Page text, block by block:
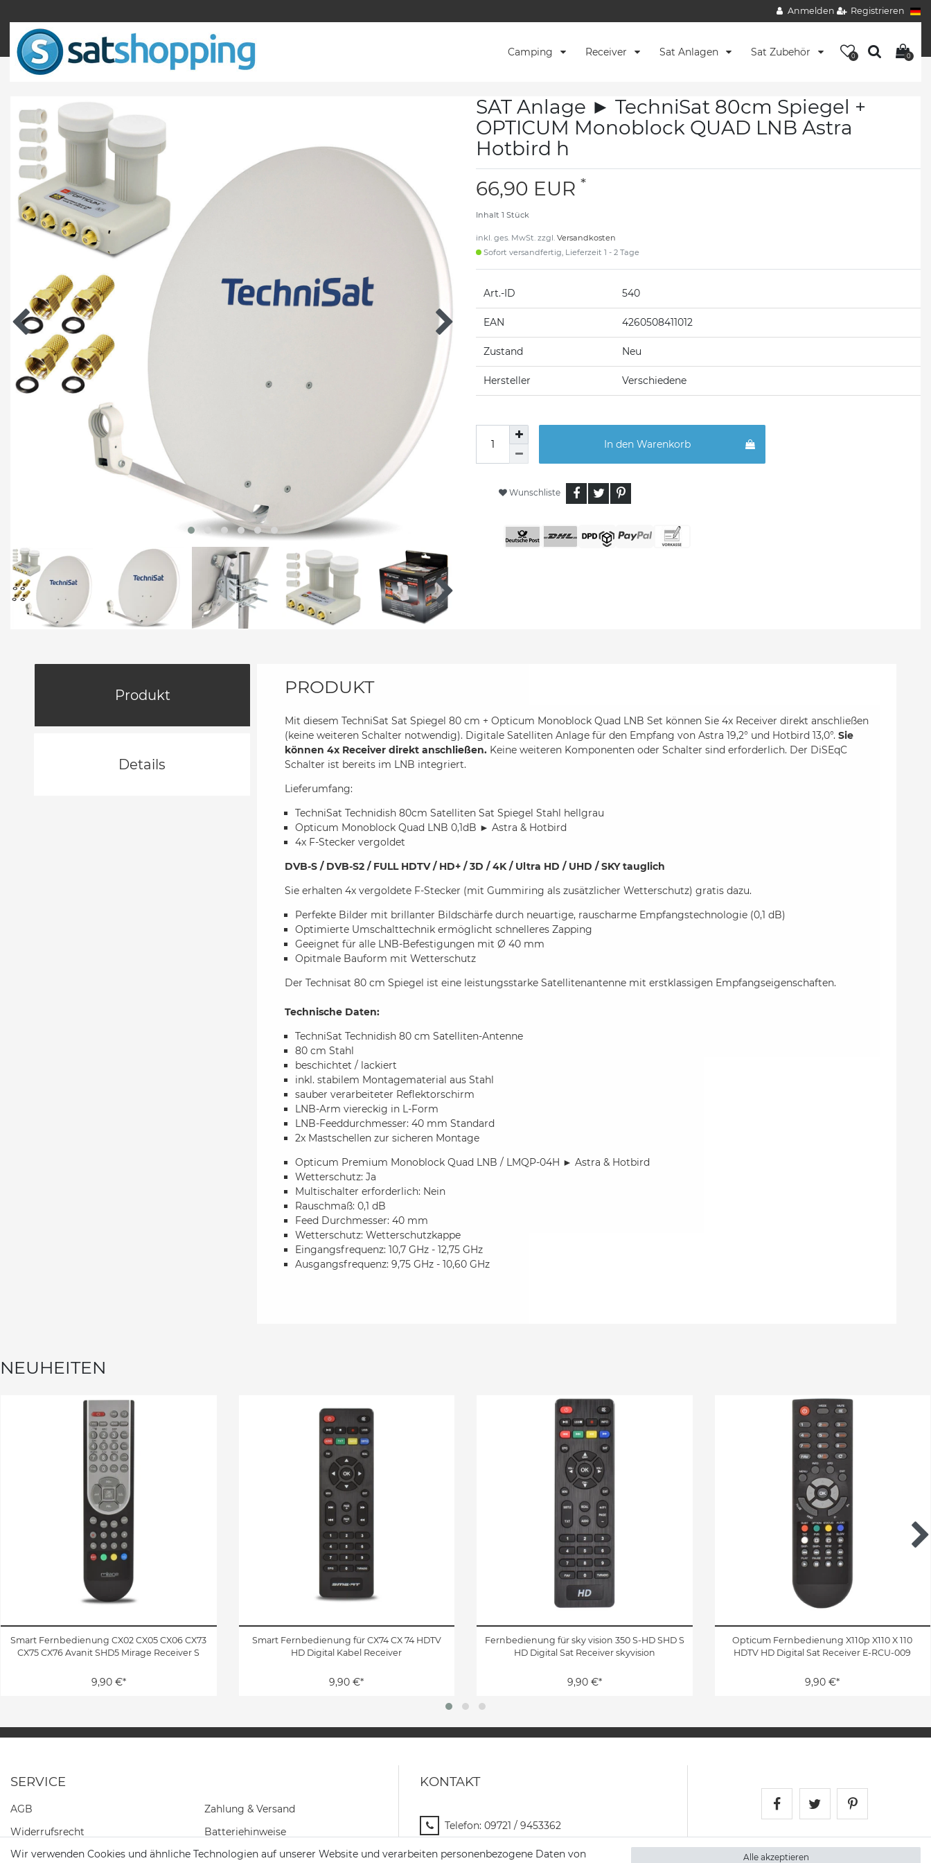
Anmelden Registrieren
Camping Receiver Sat Anlagen Sat Zubehör 0 0
SAT Anlage ► TechniSat 80cm Spiegel +
OPTICUM Monoblock QUAD LNB Astra
Hotbird h
66,90 EUR *
Inhalt 1 Stück
inkl. ges. MwSt. zzgl. Versandkosten
Sofort versandfertig, Lieferzeit 1 - 2 Tage
Art.-ID 540
EAN 4260508411012
Zustand Neu
Hersteller Verschiedene
In den Warenkorb
Wunschliste
Produkt
Details
PRODUKT
Mit diesem TechniSat Sat Spiegel 80 cm + Opticum Monoblock Quad LNB Set können Sie 4x Receiver direkt anschließen
(keine weiteren Schalter notwendig). Digitale Satelliten Anlage für den Empfang von Astra 19,2° und Hotbird 13,0°. Sie
können 4x Receiver direkt anschließen. Keine weiteren Komponenten oder Schalter sind erforderlich. Der DiSEqC
Schalter ist bereits im LNB integriert.
Lieferumfang:
TechniSat Technidish 80cm Satelliten Sat Spiegel Stahl hellgrau
Opticum Monoblock Quad LNB 0,1dB ► Astra & Hotbird
4x F-Stecker vergoldet
DVB-S / DVB-S2 / FULL HDTV / HD+ / 3D / 4K / Ultra HD / UHD / SKY tauglich
Sie erhalten 4x vergoldete F-Stecker (mit Gummiring als zusätzlicher Wetterschutz) gratis dazu.
Perfekte Bilder mit brillanter Bildschärfe durch neuartige, rauscharme Empfangstechnologie (0,1 dB)
Optimierte Umschalttechnik ermöglicht schnelleres Zapping
Geeignet für alle LNB-Befestigungen mit Ø 40 mm
Opitmale Bauform mit Wetterschutz
Der Technisat 80 cm Spiegel ist eine leistungsstarke Satellitenantenne mit erstklassigen Empfangseigenschaften.
Technische Daten:
TechniSat Technidish 80 cm Satelliten-Antenne
80 cm Stahl
beschichtet / lackiert
inkl. stabilem Montagematerial aus Stahl
sauber verarbeiteter Reflektorschirm
LNB-Arm viereckig in L-Form
LNB-Feeddurchmesser: 40 mm Standard
2x Mastschellen zur sicheren Montage
Opticum Premium Monoblock Quad LNB / LMQP-04H ► Astra & Hotbird
Wetterschutz: Ja
Multischalter erforderlich: Nein
Rauschmaß: 0,1 dB
Feed Durchmesser: 40 mm
Wetterschutz: Wetterschutzkappe
Eingangsfrequenz: 10,7 GHz - 12,75 GHz
Ausgangsfrequenz: 9,75 GHz - 10,60 GHz
NEUHEITEN
Smart Fernbedienung CX02 CX05 CX06 CX73
CX75 CX76 Avanit SHD5 Mirage Receiver S
9,90 €*
Smart Fernbedienung für CX74 CX 74 HDTV
HD Digital Kabel Receiver
9,90 €*
Fernbedienung für sky vision 350 S-HD SHD S
HD Digital Sat Receiver skyvision
9,90 €*
Opticum Fernbedienung X110p X110 X 110
HDTV HD Digital Sat Receiver E-RCU-009
9,90 €*
SERVICE
AGB
Widerrufs­recht
Daten­schutz­erklärung
Zahlung & Versand
Batteriehinweise
KONTAKT
Telefon: 09721 / 9453362
Mail:info@satshopping.de
Wir verwenden Cookies und ähnliche Technologien auf unserer Website und verarbeiten personenbezogene Daten von
Alle akzeptieren